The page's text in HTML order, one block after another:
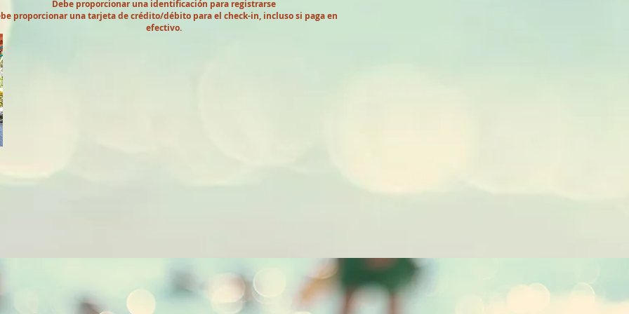
Debe proporcionar una identificación para registrarse
proporcionar una tarjeta de crédito/débito para el check-in, incluso si paga en
efectivo.